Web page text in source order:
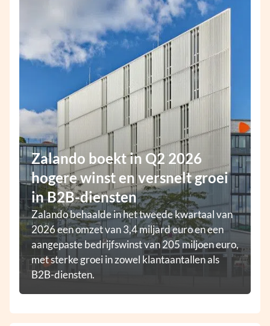
Zalando boekt in Q2 2026
hogere winst en versnelt groei
in B2B-diensten
Zalando behaalde in het tweede kwartaal van
2026 een omzet van 3,4 miljard euro en een
aangepaste bedrijfswinst van 205 miljoen euro,
met sterke groei in zowel klantaantallen als
B2B-diensten.